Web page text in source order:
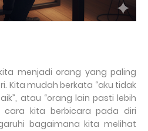
menjadi orang yang paling
Kita mudah berkata “aku tidak
atau “orang lain pasti lebih
cara kita berbicara pada diri
bagaimana kita melihat